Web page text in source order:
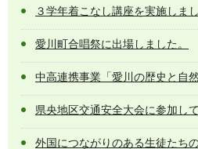
３学年着こなし講座を実施しま
愛川町合唱祭に出場しました。
中高連携事業「愛川の歴史と自
県央地区交通安全大会に参加し
外国につながりのある生徒たち